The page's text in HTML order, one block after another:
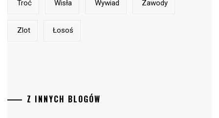
Troć Wisła Wywiad Zawody
Zlot Łosoś
Z INNYCH BLOGÓW